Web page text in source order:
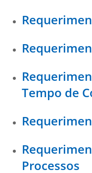
Tempo de
Processos